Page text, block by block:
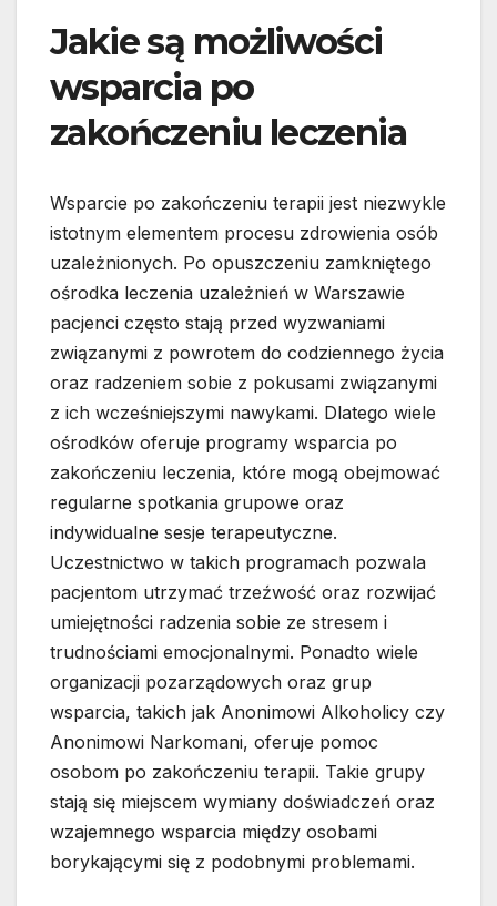
Jakie są możliwości
wsparcia po
zakończeniu leczenia
Wsparcie po zakończeniu terapii jest niezwykle
istotnym elementem procesu zdrowienia osób
uzależnionych. Po opuszczeniu zamkniętego
ośrodka leczenia uzależnień w Warszawie
pacjenci często stają przed wyzwaniami
związanymi z powrotem do codziennego życia
oraz radzeniem sobie z pokusami związanymi
z ich wcześniejszymi nawykami. Dlatego wiele
ośrodków oferuje programy wsparcia po
zakończeniu leczenia, które mogą obejmować
regularne spotkania grupowe oraz
indywidualne sesje terapeutyczne.
Uczestnictwo w takich programach pozwala
pacjentom utrzymać trzeźwość oraz rozwijać
umiejętności radzenia sobie ze stresem i
trudnościami emocjonalnymi. Ponadto wiele
organizacji pozarządowych oraz grup
wsparcia, takich jak Anonimowi Alkoholicy czy
Anonimowi Narkomani, oferuje pomoc
osobom po zakończeniu terapii. Takie grupy
stają się miejscem wymiany doświadczeń oraz
wzajemnego wsparcia między osobami
borykającymi się z podobnymi problemami.